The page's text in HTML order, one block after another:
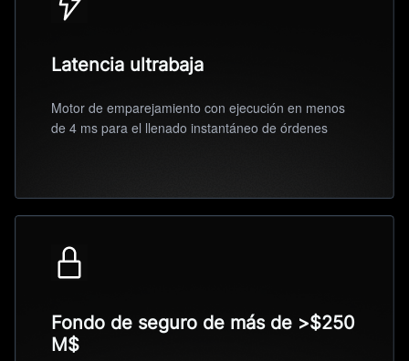
Latencia ultrabaja
Motor de emparejamiento con ejecución en menos
de 4 ms para el llenado instantáneo de órdenes
Fondo de seguro de más de >$250
M$